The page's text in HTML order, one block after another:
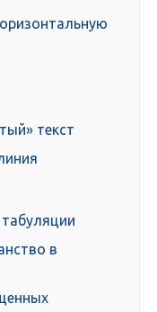
текст
в